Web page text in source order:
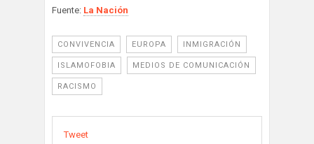
Fuente: La Nación
CONVIVENCIA EUROPA INMIGRACIÓN
ISLAMOFOBIA MEDIOS DE COMUNICACIÓN
RACISMO
Tweet